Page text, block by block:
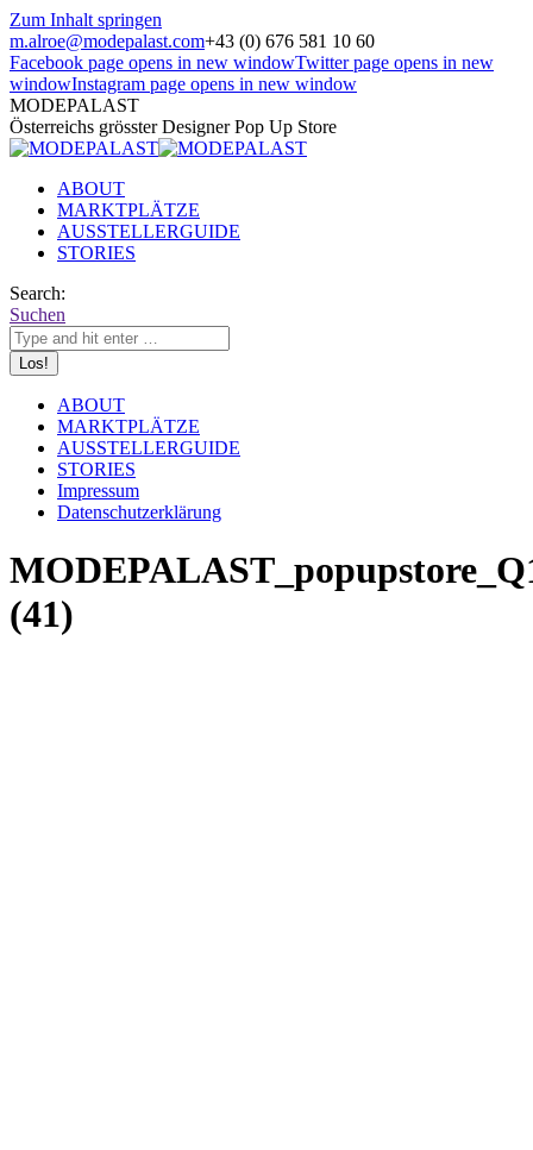
Zum Inhalt springen
m.alroe@modepalast.com+43 (0) 676 581 10 60
Facebook page opens in new windowTwitter page opens in new
windowInstagram page opens in new window
MODEPALAST
Österreichs grösster Designer Pop Up Store
ABOUT
MARKTPLÄTZE
AUSSTELLERGUIDE
STORIES
Search:
Suchen
ABOUT
MARKTPLÄTZE
AUSSTELLERGUIDE
STORIES
Impressum
Datenschutzerklärung
(41)